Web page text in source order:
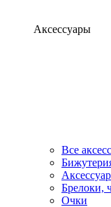
Аксессуары
Все
Брелоки,
Очки